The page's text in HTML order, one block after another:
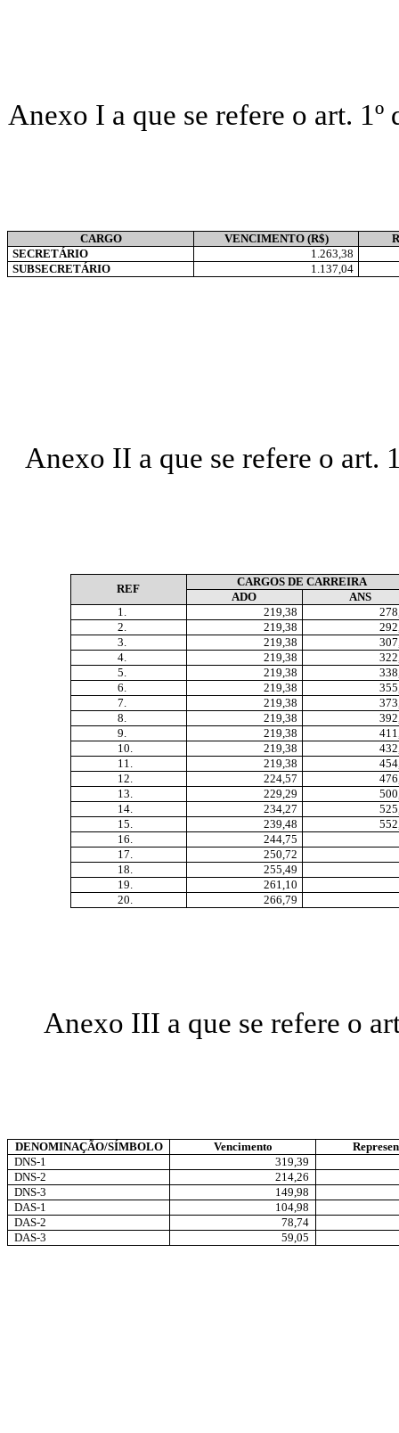
Anexo I a que se refere o art. 1º
CARGO VENCIMENTO (R$)
SECRETÁRIO
1.263,38
SUBSECRETÁRIO
1.137,04
Anexo II a que se refere o art.
REF
CARGOS DE CARREIRA
ADO
ANS
1.
219,38
2.
219,38
3.
219,38
4.
219,38
5.
219,38
6.
219,38
7.
219,38
8.
219,38
9.
219,38
10.
219,38
11.
219,38
12.
224,57
13.
229,29
14.
234,27
15.
239,48
16.
244,75
17.
250,72
18.
255,49
19.
261,10
20.
266,79
Anexo III a que se refere o
DENOMINAÇÃO/SÍMBOLO Vencimento
DNS-1
319,39
DNS-2
214,26
DNS-3
149,98
DAS-1
104,98
DAS-2
78,74
DAS-3
59,05